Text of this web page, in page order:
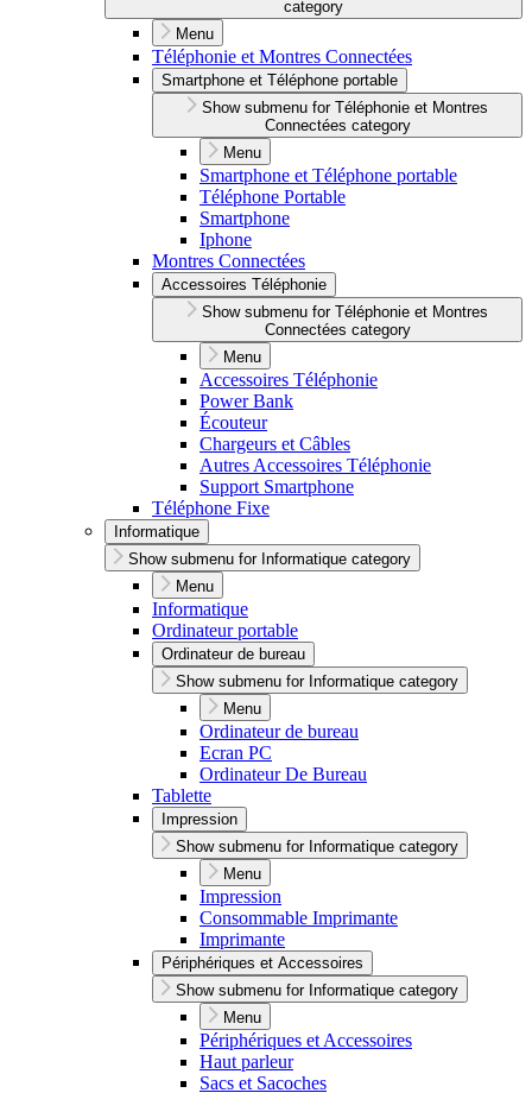
category
Menu
Téléphonie et Montres Connectées
Smartphone et Téléphone portable
Show submenu for Téléphonie et Montres
Connectées category
Menu
Smartphone et Téléphone portable
Téléphone Portable
Smartphone
Iphone
Montres Connectées
Accessoires Téléphonie
Show submenu for Téléphonie et Montres
Connectées category
Menu
Accessoires Téléphonie
Power Bank
Écouteur
Chargeurs et Câbles
Autres Accessoires Téléphonie
Support Smartphone
Téléphone Fixe
Informatique
Show submenu for Informatique category
Menu
Informatique
Ordinateur portable
Ordinateur de bureau
Show submenu for Informatique category
Menu
Ordinateur de bureau
Ecran PC
Ordinateur De Bureau
Tablette
Impression
Show submenu for Informatique category
Menu
Impression
Consommable Imprimante
Imprimante
Périphériques et Accessoires
Show submenu for Informatique category
Menu
Périphériques et Accessoires
Haut parleur
Sacs et Sacoches